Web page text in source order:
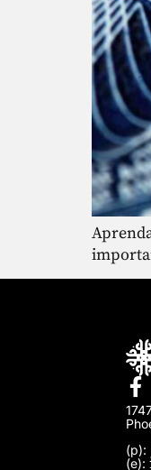
(p):
(e):